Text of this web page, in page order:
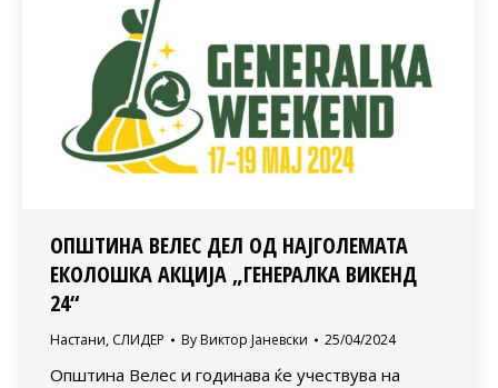
ОПШТИНА ВЕЛЕС ДЕЛ ОД НАЈГОЛЕМАТА
ЕКОЛОШКА АКЦИЈА „ГЕНЕРАЛКА ВИКЕНД
24“
Настани, СЛИДЕР By Виктор Јаневски 25/04/2024
Општина Велес и годинава ќе учествува на